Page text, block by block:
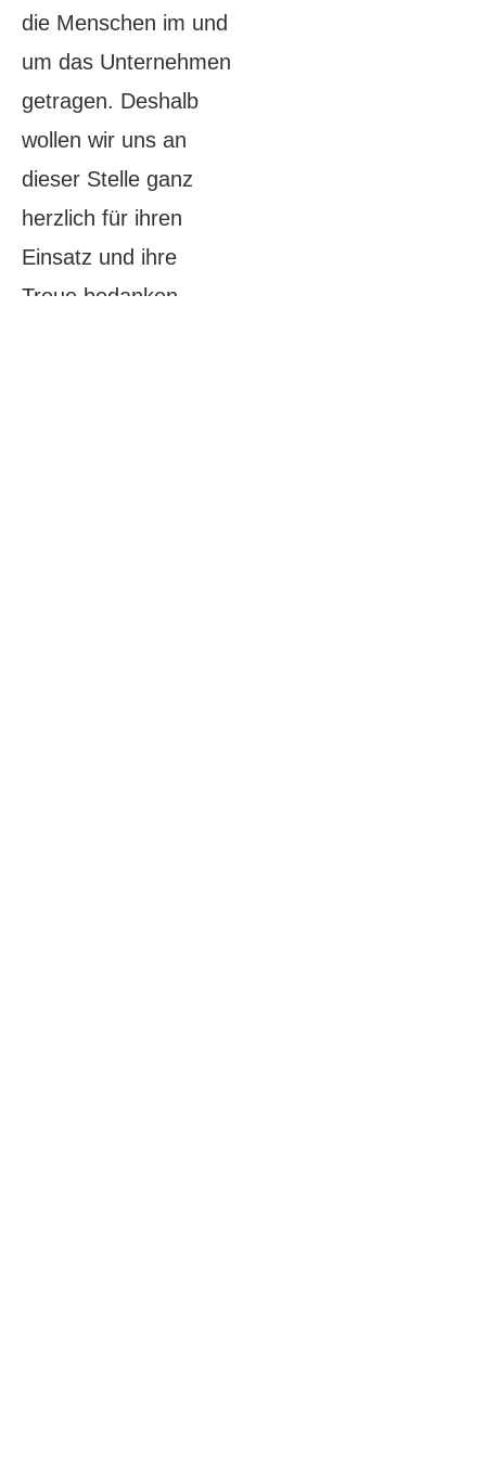
die Menschen im und
um das Unternehmen
getragen. Deshalb
wollen wir uns an
dieser Stelle ganz
herzlich für ihren
Einsatz und ihre
Treue bedanken.